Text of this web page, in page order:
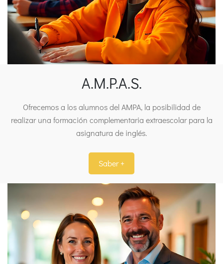
A.M.P.A.S.
Ofrecemos a los alumnos del AMPA, la posibilidad de
realizar una formación complementaria extraescolar para la
asignatura de inglés.
Saber +